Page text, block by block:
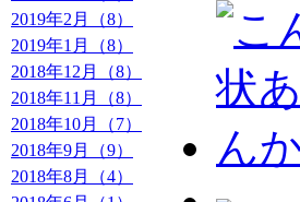
2019年2月（8）
2019年1月（8）
2018年12月（8）
2018年11月（8）
2018年10月（7）
2018年9月（9）
2018年8月（4）